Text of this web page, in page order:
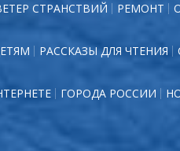
СТРАНСТВИЙ РЕМОНТ
РАССКАЗЫ ДЛЯ ЧТЕНИЯ
ГОРОДА РОССИИ